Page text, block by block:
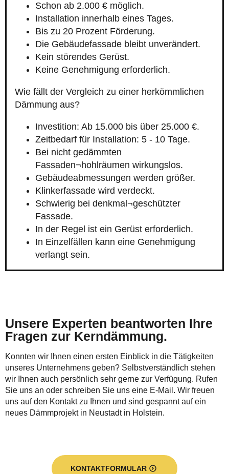
Schon ab 2.000 € möglich.
Installation innerhalb eines Tages.
Bis zu 20 Prozent Förderung.
Die Gebäudefassade bleibt unverändert.
Kein störendes Gerüst.
Keine Genehmigung erforderlich.
Wie fällt der Vergleich zu einer herkömmlichen
Dämmung aus?
Investition: Ab 15.000 bis über 25.000 €.
Zeitbedarf für Installation: 5 - 10 Tage.
Bei nicht gedämmten
Fassaden¬hohlräumen wirkungslos.
Gebäudeabmessungen werden größer.
Klinkerfassade wird verdeckt.
Schwierig bei denkmal¬geschützter
Fassade.
In der Regel ist ein Gerüst erforderlich.
In Einzelfällen kann eine Genehmigung
verlangt sein.
Unsere Experten beantworten Ihre
Fragen zur Kerndämmung.
Konnten wir Ihnen einen ersten Einblick in die Tätigkeiten
unseres Unternehmens geben? Selbstverständlich stehen
wir Ihnen auch persönlich sehr gerne zur Verfügung. Rufen
Sie uns an oder schreiben Sie uns eine E-Mail. Wir freuen
uns auf den Kontakt zu Ihnen und sind gespannt auf ein
neues Dämmprojekt in Neustadt in Holstein.
KONTAKTFORMULAR